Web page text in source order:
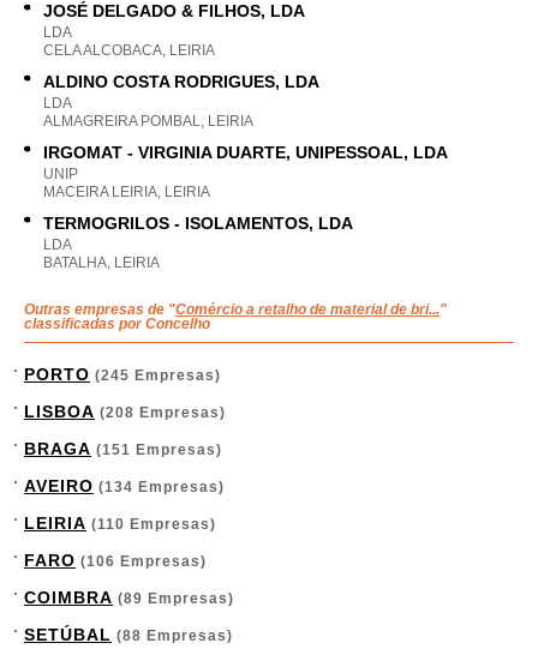
JOSÉ DELGADO & FILHOS, LDA
LDA
CELA ALCOBACA, LEIRIA
ALDINO COSTA RODRIGUES, LDA
LDA
ALMAGREIRA POMBAL, LEIRIA
IRGOMAT - VIRGINIA DUARTE, UNIPESSOAL, LDA
UNIP
MACEIRA LEIRIA, LEIRIA
TERMOGRILOS - ISOLAMENTOS, LDA
LDA
BATALHA, LEIRIA
Outras empresas de "Comércio a retalho de material de bri..."
classificadas por Concelho
PORTO (245 Empresas)
LISBOA (208 Empresas)
BRAGA (151 Empresas)
AVEIRO (134 Empresas)
LEIRIA (110 Empresas)
FARO (106 Empresas)
COIMBRA (89 Empresas)
SETÚBAL (88 Empresas)